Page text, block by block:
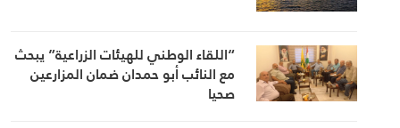
“اللقاء الوطني للهيئات الزراعية” يبحث
مع النائب أبو حمدان ضمان المزارعين
صحيا